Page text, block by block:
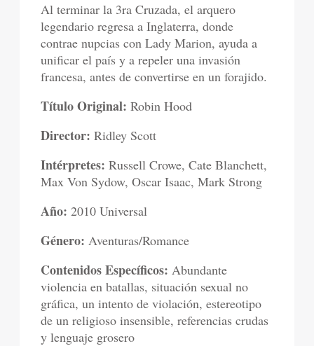
Al terminar la 3ra Cruzada, el arquero
legendario regresa a Inglaterra, donde
contrae nupcias con Lady Marion, ayuda a
unificar el país y a repeler una invasión
francesa, antes de convertirse en un forajido.
Título Original:Robin Hood
Director:Ridley Scott
Intérpretes: Russell Crowe, Cate Blanchett,
Max Von Sydow, Oscar Isaac, Mark Strong
Año: 2010 Universal
Género: Aventuras/Romance
Contenidos Específicos: Abundante
violencia en batallas, situación sexual no
gráfica, un intento de violación, estereotipo
de un religioso insensible, referencias crudas
y lenguaje grosero